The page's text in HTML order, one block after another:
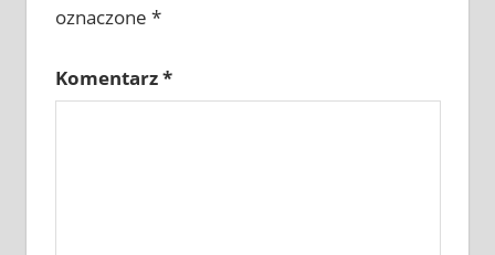
oznaczone *
Komentarz*